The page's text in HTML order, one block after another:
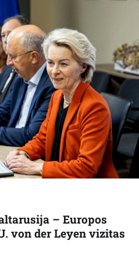
– Europos
von der Leyen vizitas